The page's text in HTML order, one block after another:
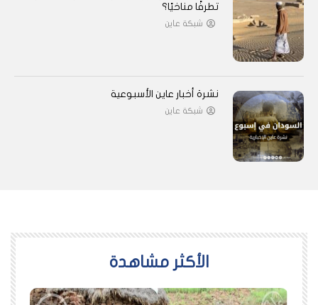
تطرفًا مناخيًا؟
شبكة عاين
نشرة أخبار عاين الأسبوعية
شبكة عاين
اﻷكثر مشاهدة